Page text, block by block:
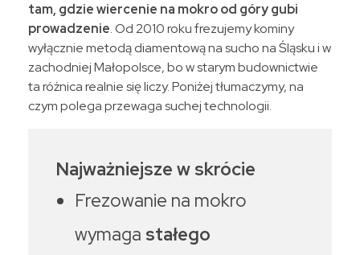
tam, gdzie wiercenie na mokro od góry gubi
prowadzenie. Od 2010 roku frezujemy kominy
wyłącznie metodą diamentową na sucho na Śląsku i w
zachodniej Małopolsce, bo w starym budownictwie
ta różnica realnie się liczy. Poniżej tłumaczymy, na
czym polega przewaga suchej technologii.
Najważniejsze w skrócie
Frezowanie na mokro
wymaga stałego